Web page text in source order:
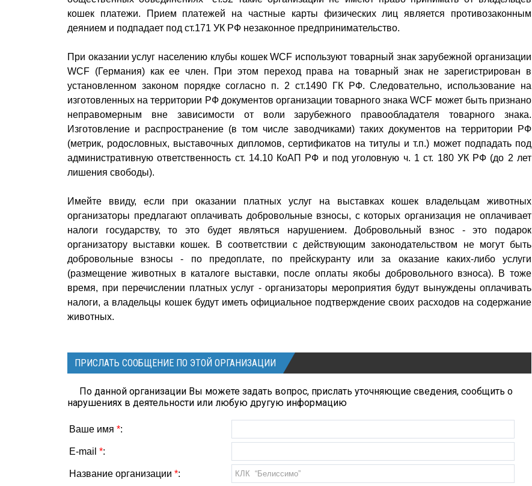
кошек платежи. Прием платежей на частные карты физических лиц является противозаконным
деянием и подпадает под ст.171 УК РФ незаконное предпринимательство.
При оказании услуг населению клубы кошек WCF используют товарный знак зарубежной организации
WCF (Германия) как ее член. При этом переход права на товарный знак не зарегистрирован в
установленном законом порядке согласно п. 2 ст.1490 ГК РФ. Следовательно, использование на
изготовленных на территории РФ документов организации товарного знака WCF может быть признано
неправомерным вне зависимости от воли зарубежного правообладателя товарного знака.
Изготовление и распространение (в том числе заводчиками) таких документов на территории РФ
(метрик, родословных, выставочных дипломов, сертификатов на титулы и т.п.) может подпадать под
административную ответственность ст. 14.10 КоАП РФ и под уголовную ч. 1 ст. 180 УК РФ (до 2 лет
лишения свободы).
Имейте ввиду, если при оказании платных услуг на выставках кошек владельцам животных
организаторы предлагают оплачивать добровольные взносы, с которых организация не оплачивает
налоги государству, то это будет являться нарушением. Добровольный взнос - это подарок
организатору выставки кошек. В соответствии с действующим законодательством не могут быть
добровольные взносы - по предоплате, по прейскуранту или за оказание каких-либо услуги
(размещение животных в каталоге выставки, после оплаты якобы добровольного взноса). В тоже
время, при перечислении платных услуг - организаторы мероприятия будут вынуждены оплачивать
налоги, а владельцы кошек будут иметь официальное подтверждение своих расходов на содержание
животных.
ПРИСЛАТЬ СООБЩЕНИЕ ПО ЭТОЙ ОРГАНИЗАЦИИ
По данной организации Вы можете задать вопрос, прислать уточняющие сведения, сообщить о
нарушениях в деятельности или любую другую информацию
Ваше имя *:
E-mail *:
Название организации *: